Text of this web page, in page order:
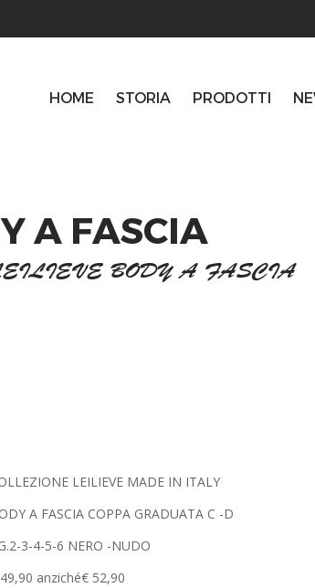
HOME STORIA PRODOTTI
A FASCIA
BODY A FASCIA
LEILIEVE MADE IN ITALY
A FASCIA COPPA GRADUATA C -D
3-4-5-6 NERO -NUDO
anziché€ 52,90